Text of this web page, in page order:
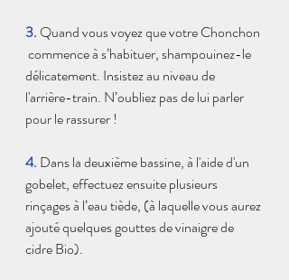
3. Quand vous voyez que votre Chonchon
commence à s’habituer, shampouinez-le
délicatement. Insistez au niveau de
l'arrière-train. N’oubliez pas de lui parler
pour le rassurer !
4. Dans la deuxième bassine, à l'aide d'un
gobelet, effectuez ensuite plusieurs
rinçages à l’eau tiède, (à laquelle vous aurez
ajouté quelques gouttes de vinaigre de
cidre Bio).